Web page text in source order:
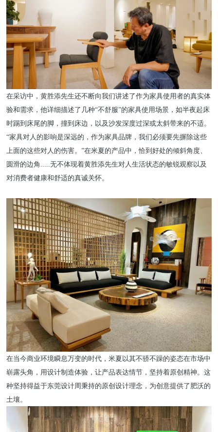
在采访中，黄胜添先生还不断向我们讲述了作为家具使用者的真实体
验和需求，他详细描述了几种“不舒服”的家具使用场景，如半夜起床
时踢到床尾的脚，撞到床边，以及沙发深度过深或太斜带来的不适。
“家具对人的影响是深远的，作为家具品牌，我们必须要先摒除这些
上面的这些对人的伤害。”在米夏的产品中，恰到好处的倾斜角度、
圆滑的边角.....无不体现着黄胜添先生对人生活状态的敏锐观察以及
对消费者健康和舒适的真诚关怀。
在当今商业环境瞬息万变的时代，米夏以其不骄不躁的姿态在市场中
崭露头角，用设计制造体验，让产品表达情节，坚持着原创精神。这
种坚持得益于东莞设计周秉持的原创设计理念，为创意提供了肥沃的
土壤。